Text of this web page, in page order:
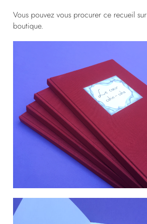
Vous pouvez vous procurer ce recueil sur
boutique.